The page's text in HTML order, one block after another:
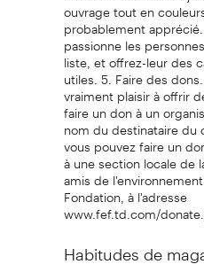
ouvrage tout en
probablement
passionne les
liste, et offrez-leur des
utiles. 5. Faire des
vraiment plaisir à offrir
faire un don à un
nom du destinataire du
vous pouvez faire un
à une section locale de
amis de
Fondation, à l'adresse
www.fef.td.com/
Habitudes de